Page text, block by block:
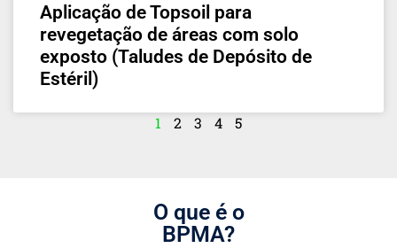
Aplicação de Topsoil para
revegetação de áreas com solo
exposto (Taludes de Depósito de
Estéril)
1 2 3 4 5
O que é o
BPMA?